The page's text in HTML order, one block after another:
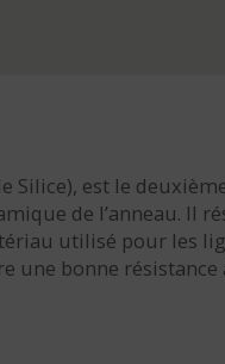
Silice), est le
de l’anneau. Il
utilisé pour les
une bonne